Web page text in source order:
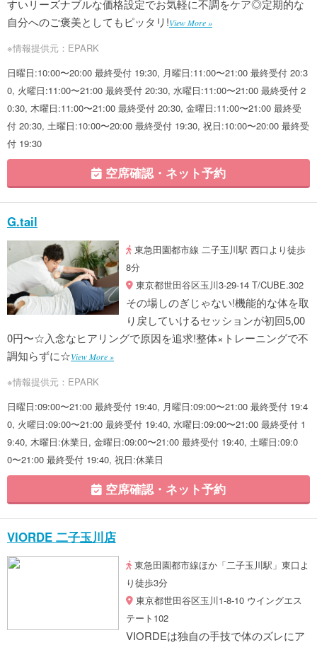
すいリーズナブルな価格設定でお気軽に不調をケア◎定期的な
自分へのご褒美としてもピッタリ!View More »
※情報提供元：EPARK
日曜日:10:00〜20:00 最終受付 19:30, 月曜日:11:00〜21:00 最終受付 20:3
0, 火曜日:11:00〜21:00 最終受付 20:30, 水曜日:11:00〜21:00 最終受付 2
0:30, 木曜日:11:00〜21:00 最終受付 20:30, 金曜日:11:00〜21:00 最終受
付 20:30, 土曜日:10:00〜20:00 最終受付 19:30, 祝日:10:00〜20:00 最終受
付 19:30
空席確認・ネット予約
G.tail
東急田園都市線 二子玉川駅 西口より徒歩
8分
東京都世田谷区玉川3-29-14 T/CUBE.302
その場しのぎじゃない!機能的な体を取
り戻していけるセッションが初回5,00
0円〜☆入念なヒアリングで原因を追求!整体×トレーニングで不
調知らずに☆View More »
※情報提供元：EPARK
日曜日:09:00〜21:00 最終受付 19:40, 月曜日:09:00〜21:00 最終受付 19:4
0, 火曜日:09:00〜21:00 最終受付 19:40, 水曜日:09:00〜21:00 最終受付 1
9:40, 木曜日:休業日, 金曜日:09:00〜21:00 最終受付 19:40, 土曜日:09:0
0〜21:00 最終受付 19:40, 祝日:休業日
空席確認・ネット予約
VIORDE 二子玉川店
東急田園都市線ほか「二子玉川駅」東口よ
り徒歩3分
東京都世田谷区玉川1-8-10 ウイングエス
テート102
VIORDEは独自の手技で体のズレにア